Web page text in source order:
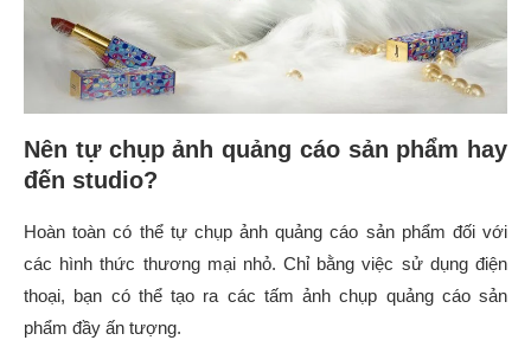
Nên tự chụp ảnh quảng cáo sản phẩm hay
đến studio?
Hoàn toàn có thể tự chụp ảnh quảng cáo sản phẩm đối với
các hình thức thương mại nhỏ. Chỉ bằng việc sử dụng điện
thoại, bạn có thể tạo ra các tấm ảnh chụp quảng cáo sản
phẩm đầy ấn tượng.